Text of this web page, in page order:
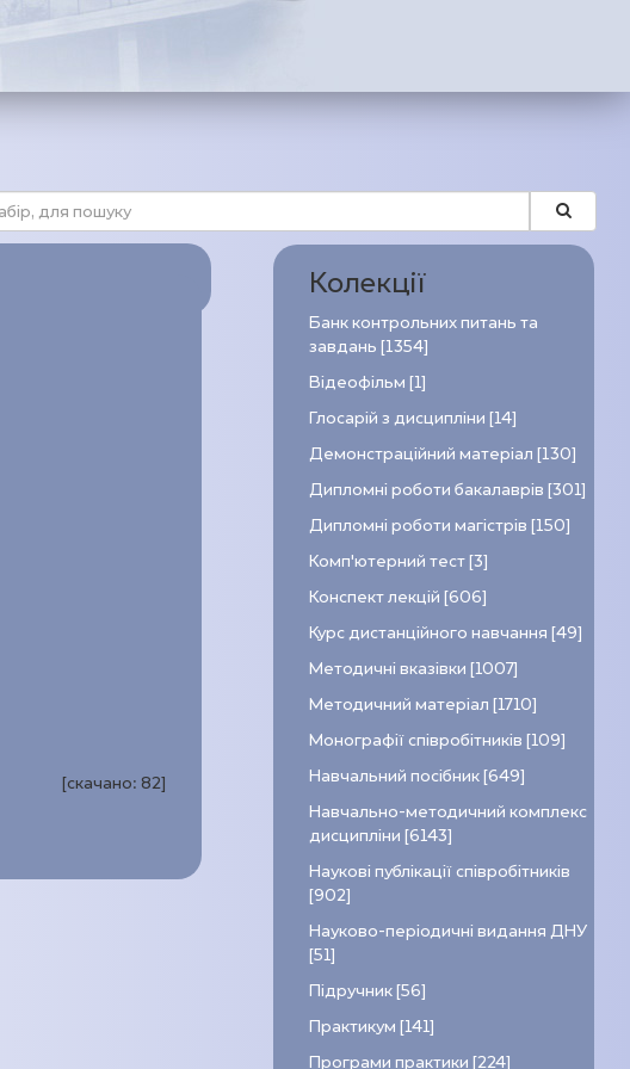
[скачано:82]
Колекції
Банк контрольних питань та
завдань [1354]
Відеофільм [1]
Глосарій з дисципліни [14]
Демонстраційний матеріал [130]
Дипломні роботи бакалаврів [301]
Дипломні роботи магістрів [150]
Комп’ютерний тест [3]
Конспект лекцій [606]
Курс дистанційного навчання [49]
Методичні вказівки [1007]
Методичний матеріал [1710]
Монографії співробітників [109]
Навчальний посібник [649]
Навчально-методичний комплекс
дисципліни [6143]
Наукові публікації співробітників
[902]
Науково-періодичні видання ДНУ
[51]
Підручник [56]
Практикум [141]
Програми практики [224]